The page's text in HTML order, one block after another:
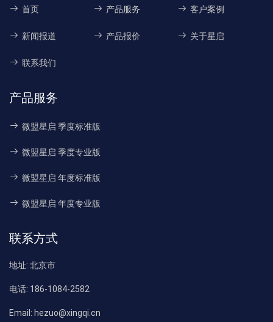
首页 产品服务 客户案例
新闻报道 产品报价 关于星启
联系我们
产品服务
微盟星启 季度标准版
微盟星启 季度专业版
微盟星启 年度标准版
微盟星启 年度专业版
联系方式
地址: 北京市
电话: 186-1084-2582
Email: hezuo@xingqi.cn